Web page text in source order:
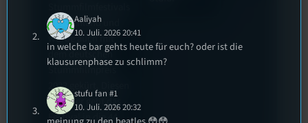
Deutschland und
wurde auch mit
dem deutschen
Stummfilmpreis
2022 gekürt. Diesen
Sommer geht das
Festival in die 44.
Aaliyah
10. Juli. 2026 20:41
in welche bar gehts heute für euch? oder ist die
klausurenphase zu schlimm?
stufu fan #1
10. Juli. 2026 20:32